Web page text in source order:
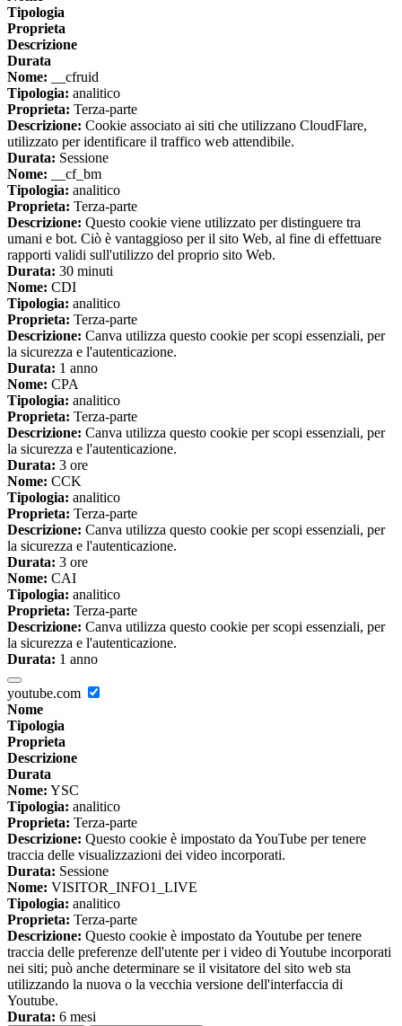
Tipologia
Proprieta
Descrizione
Durata
Nome: __cfruid
Tipologia: analitico
Proprieta: Terza-parte
Descrizione: Cookie associato ai siti che utilizzano CloudFlare,
utilizzato per identificare il traffico web attendibile.
Durata: Sessione
Nome: __cf_bm
Tipologia: analitico
Proprieta: Terza-parte
Descrizione: Questo cookie viene utilizzato per distinguere tra
umani e bot. Ciò è vantaggioso per il sito Web, al fine di effettuare
rapporti validi sull'utilizzo del proprio sito Web.
Durata: 30 minuti
Nome: CDI
Tipologia: analitico
Proprieta: Terza-parte
Descrizione: Canva utilizza questo cookie per scopi essenziali, per
la sicurezza e l'autenticazione.
Durata: 1 anno
Nome: CPA
Tipologia: analitico
Proprieta: Terza-parte
Descrizione: Canva utilizza questo cookie per scopi essenziali, per
la sicurezza e l'autenticazione.
Durata: 3 ore
Nome: CCK
Tipologia: analitico
Proprieta: Terza-parte
Descrizione: Canva utilizza questo cookie per scopi essenziali, per
la sicurezza e l'autenticazione.
Durata: 3 ore
Nome: CAI
Tipologia: analitico
Proprieta: Terza-parte
Descrizione: Canva utilizza questo cookie per scopi essenziali, per
la sicurezza e l'autenticazione.
Durata: 1 anno
youtube.com
Nome
Tipologia
Proprieta
Descrizione
Durata
Nome: YSC
Tipologia: analitico
Proprieta: Terza-parte
Descrizione: Questo cookie è impostato da YouTube per tenere
traccia delle visualizzazioni dei video incorporati.
Durata: Sessione
Nome: VISITOR_INFO1_LIVE
Tipologia: analitico
Proprieta: Terza-parte
Descrizione: Questo cookie è impostato da Youtube per tenere
traccia delle preferenze dell'utente per i video di Youtube incorporati
nei siti; può anche determinare se il visitatore del sito web sta
utilizzando la nuova o la vecchia versione dell'interfaccia di
Youtube.
Durata: 6 mesi